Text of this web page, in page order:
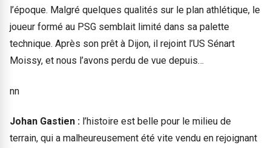
l’époque. Malgré quelques qualités sur le plan athlétique, le
joueur formé au PSG semblait limité dans sa palette
technique. Après son prêt à Dijon, il rejoint l’US Sénart
Moissy, et nous l’avons perdu de vue depuis…
nn
Johan Gastien : l’histoire est belle pour le milieu de
terrain, qui a malheureusement été vite vendu en rejoignant